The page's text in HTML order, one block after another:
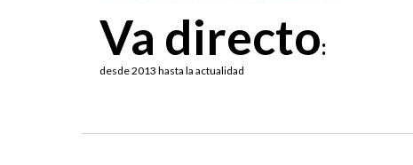
Va directo:
desde 2013 hasta la actualidad